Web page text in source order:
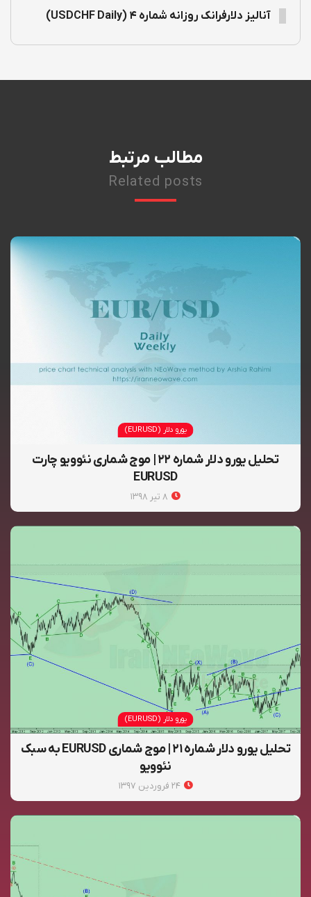
آنالیز دلارفرانک روزانه شماره ۴ (USDCHF Daily)
مطالب مرتبط
Related posts
یورو دلار (EURUSD)
تحلیل یورو دلار شماره ۲۲ | موج شماری نئوویو چارت
EURUSD
یورو دلار (EURUSD)
تحلیل یورو دلار شماره ۲۱ | موج شماری EURUSD به سبک
نئوویو